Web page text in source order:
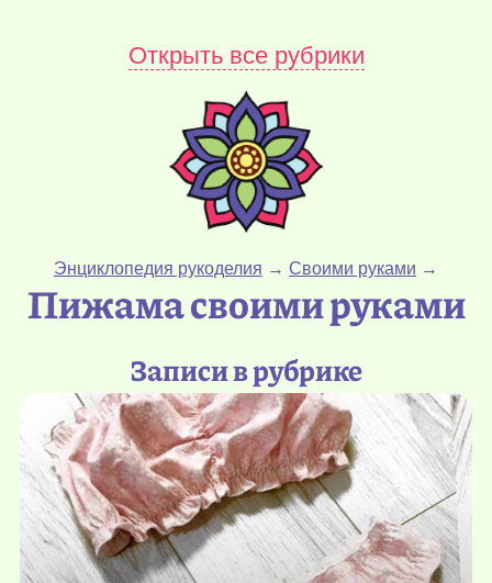
Открыть все рубрики
Энциклопедия рукоделия → Своими руками →
Пижама своими руками
Записи в рубрике